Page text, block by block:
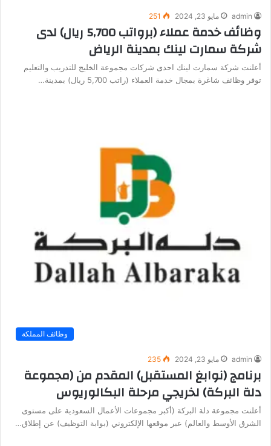
admin مايو 23, 2024 251
وظائف خدمة عملاء (برواتب 5,700 ريال) لدى
شركة سمارت لينك بمدينة الرياض
أعلنت شركة سمارت لينك احدى شركات مجموعة الخليج للتدريب والتعليم
توفر وظائف شاغرة بمجال خدمة العملاء (راتب 5,700 ريال) بمدينة…
وظائف المملكة
admin مايو 23, 2024 235
برنامج (نوابغ المستقبل) المقدم من (مجموعة
دلة البركة) لخريجي مرحلة البكالوريوس
أعلنت مجموعة دلة البركة (أكبر مجموعات الأعمال السعودية على مستوى
الشرق الأوسط والعالم) عبر موقعها الإلكتروني (بوابة التوظيف) عن إطلاق…